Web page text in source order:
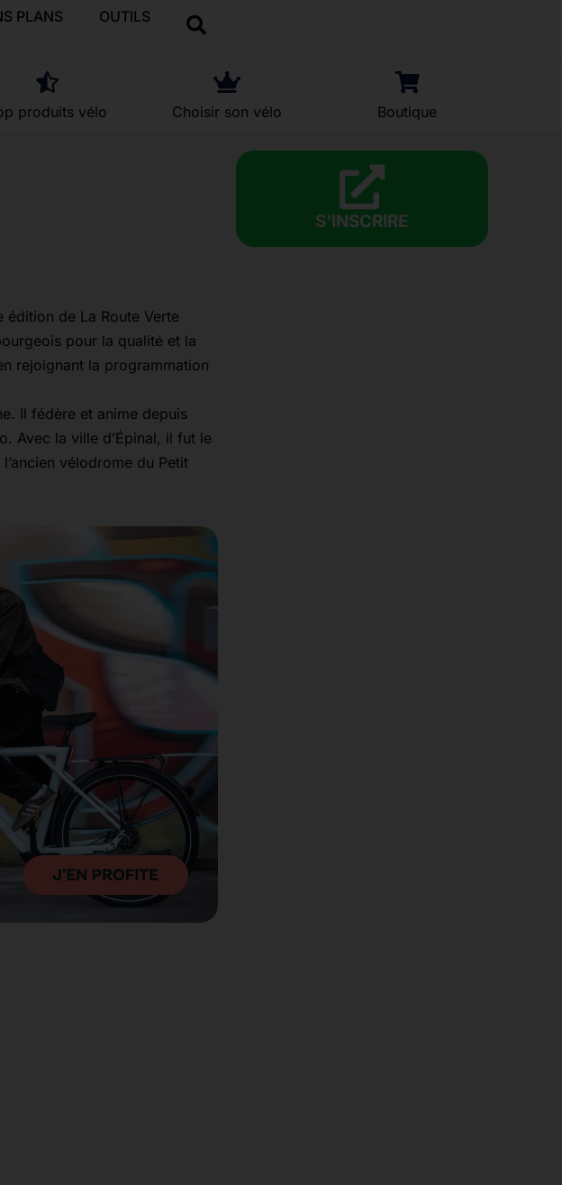
PLANS OUTILS
produits vélo Choisir son vélo Boutique
édition de La Route Verte
pour la qualité et la
rejoignant la programmation
Il fédère et anime depuis
Avec la ville d’Épinal, il fut le
vélodrome du Petit
S'INSCRIRE